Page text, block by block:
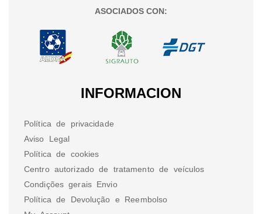
ASOCIADOS CON:
INFORMACION
Política de privacidade
Aviso Legal
Política de cookies
Centro autorizado de tratamento de veículos
Condições gerais Envio
Política de Devolução e Reembolso